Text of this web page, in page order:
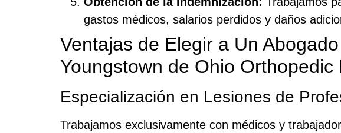
gastos médicos, salarios perdidos y daños
Ventajas de Elegir a Un
Youngstown de Ohio Orthopedic
Especialización en Lesiones de
Trabajamos exclusivamente con médicos y